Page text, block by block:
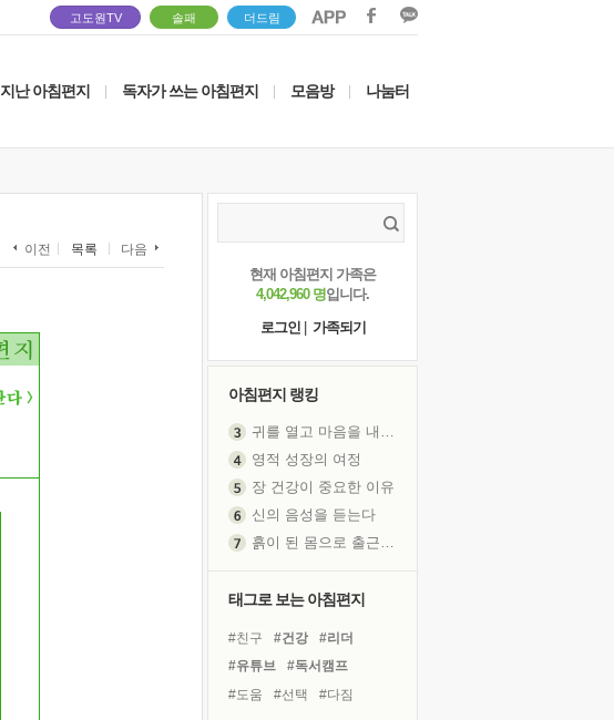
고도원TV 솔패 더드림
지난 아침편지 독자가 쓰는 아침편지 모음방 나눔터
이전 목록 다음
현재 아침편지 가족은
4,042,960 명입니다.
로그인
가족되기
아침편지 랭킹
귀를 열고 마음을 내어주고
영적 성장의 여정
장 건강이 중요한 이유
신의 음성을 듣는다
흙이 된 몸으로 출근하는 여자
태그로 보는 아침편지
#친구 #건강
#리더
#유튜브
#독서캠프
#도움
#선택
#다짐